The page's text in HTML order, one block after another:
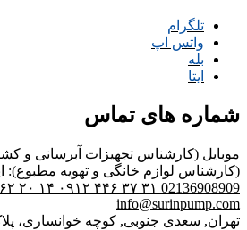
تلگرام
واتس اپ
بله
ایتا
شماره های تماس
موبایل (کارشناس تجهیزات آبرسانی و
(کارشناس لوازم خانگی و تهویه مطبوع):
02136908909 ۰۹۱۲ ۴۴۶ ۳۷ ۳۱ ۰۹۱۲
info@surinpump.com
تهران, سعدی جنوبی, کوچه خوانساری، پلاک1، طبقه 1